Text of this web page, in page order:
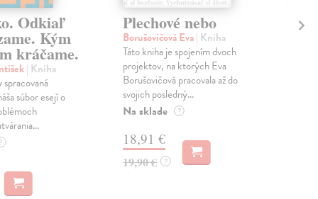
Odkiaľ
Kým
kráčame.
| Kniha
súbor esejí o
?
Plechové nebo
Borušovičová Eva| Kniha
Táto kniha je spojením dvoch
projektov, na ktorých Eva
Borušovičová pracovala až do
svojich posledný...
Na sklade ?
18,91 €
19,90 € ?